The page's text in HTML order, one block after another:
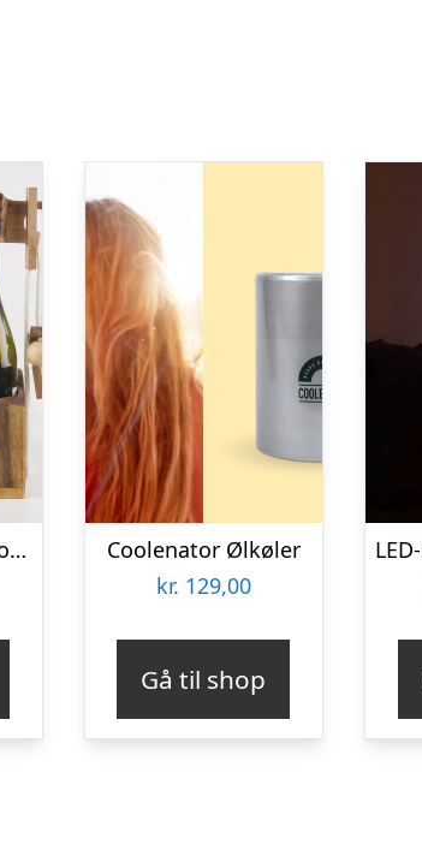
Don’t Break The Bottle
Coolenator Ølkøler
kr. 129,00
Gå til shop